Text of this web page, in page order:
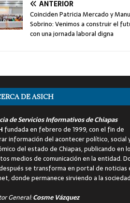
ANTERIOR
Coinciden Patricia Mercado y
Sobrino: Venimos a construir el
con una jornada laboral digna
DE ASICH
de Servicios Informativos de Chiapas
fundada en febrero de 1999, con el fin de
información del acontecer político, social
del estado de Chiapas, publicando en
medios de comunicación en la entidad.
se transforma en portal de noticias
donde permanece sirviendo a la
General:Cosme Vázquez